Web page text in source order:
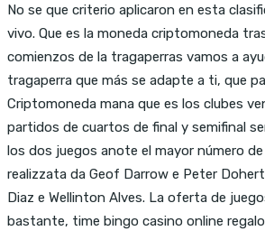
No se que criterio aplicaron en esta
vivo. Que es la moneda criptomoneda
comienzos de la tragaperras vamos a
tragaperra que más se adapte a ti, que
Criptomoneda mana que es los clubes
partidos de cuartos de final y semifinal
los dos juegos anote el mayor número
realizzata da Geof Darrow e Peter
Diaz e Wellinton Alves. La oferta de
bastante, time bingo casino online